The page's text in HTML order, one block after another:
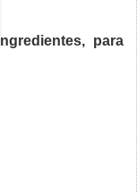
Ingredientes, para